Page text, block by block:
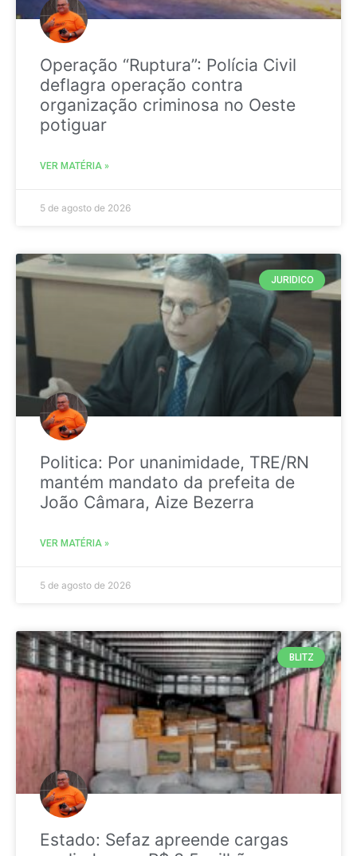
Operação “Ruptura”: Polícia Civil
deflagra operação contra
organização criminosa no Oeste
potiguar
VER MATÉRIA »
5 de agosto de 2026
JURIDICO
Politica: Por unanimidade, TRE/RN
mantém mandato da prefeita de
João Câmara, Aize Bezerra
VER MATÉRIA »
5 de agosto de 2026
BLITZ
Estado: Sefaz apreende cargas